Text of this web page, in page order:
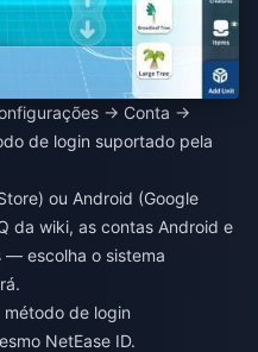
→ Conta →
de login suportado pela
ou Android (Google
da wiki, as contas Android e
— escolha o sistema
método de login
NetEase ID.